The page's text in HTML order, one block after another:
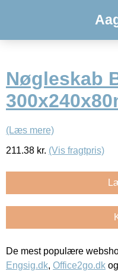
Nøgleskab
(Læs mere)
211.38 kr. (Vis fragtpris)
De mest populære
Engsig.dk, Office2go.dk og